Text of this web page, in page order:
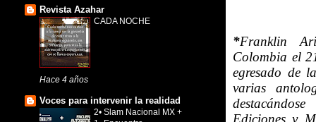
*Franklin
Colombia el
egresado de
varias
Ediciones y
Revista Azahar
CADA NOCHE
Hace 4 años
Voces para intervenir la realidad
2• Slam Nacional MX +